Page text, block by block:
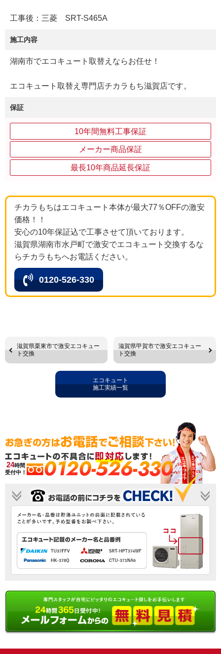
工事後：三菱 SRT-S465A
施工内容
湖南市でエコキュート取替えならお任せ！
エコキュート取替え専門店チカラもち滋賀店です。
保証
10年間無料工事保証
メーカー商品保証
最長10年商品延長保証
チカラもちはエコキュート本体が最大77％OFFの激安
価格！！
安心の10年保証込で工事させて頂いております。
滋賀県湖南市水戸町で激安でエコキュート交換するな
らチカラもちへお電話ください。
0120-526-330
滋賀県栗東市で激安エコキュー
ト交換
滋賀県甲賀市で激安エコキュー
ト交換
エコキュート
施工実績一覧
24時間
受付中！
0120-526-330